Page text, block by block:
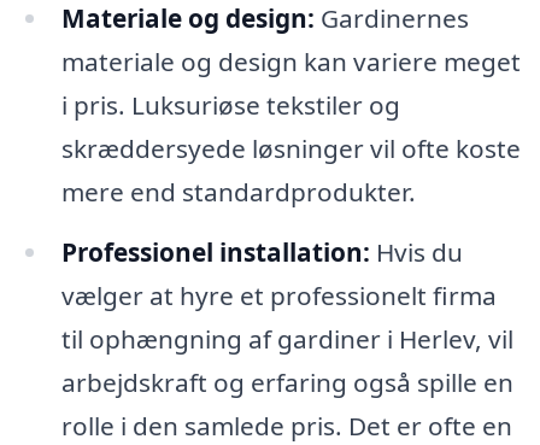
Materiale og design: Gardinernes
materiale og design kan variere meget
i pris. Luksuriøse tekstiler og
skræddersyede løsninger vil ofte koste
mere end standardprodukter.
Professionel installation: Hvis du
vælger at hyre et professionelt firma
til ophængning af gardiner i Herlev, vil
arbejdskraft og erfaring også spille en
rolle i den samlede pris. Det er ofte en